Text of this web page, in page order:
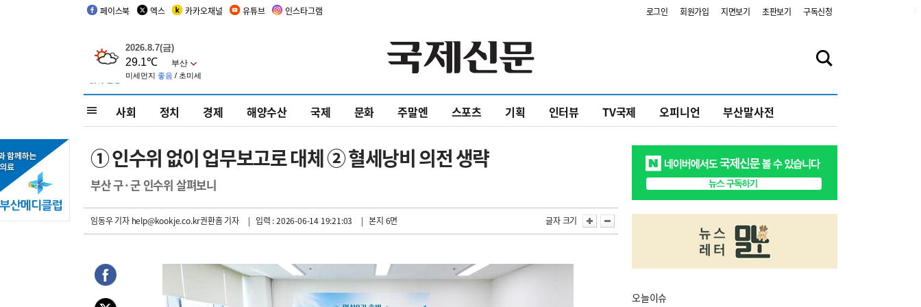
페이스북 엑스 카카오채널 유튜브 인스타그램 로그인 회원가입 지면보기 초판보기 구독신청
사회 정치 경제 해양수산 국제 문화 주말엔 스포츠 기획 인터뷰 TV국제 오피니언 부산말사전
① 인수위 없이 업무보고로 대체 ② 혈세낭비 의전 생략
부산 구·군 인수위 살펴보니
임동우 기자help@kookje.co.kr권환흠 기자 | 입력 : 2026-06-14 19:21:03 | 본지 6면 글자 크기
오늘이슈